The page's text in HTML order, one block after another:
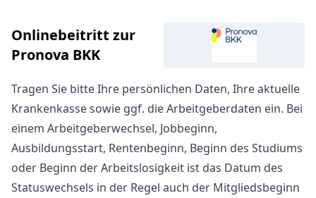
Onlinebeitritt zur
Pronova BKK
Tragen Sie bitte Ihre persönlichen Daten, Ihre aktuelle
Krankenkasse sowie ggf. die Arbeitgeberdaten ein. Bei
einem Arbeitgeberwechsel, Jobbeginn,
Ausbildungsstart, Rentenbeginn, Beginn des Studiums
oder Beginn der Arbeitslosigkeit ist das Datum des
Statuswechsels in der Regel auch der Mitgliedsbeginn